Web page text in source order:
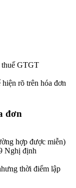
thuế GTGT
rõ trên hóa đơn
đơn
hợp được miễn)
Nghị định
thời điểm lập